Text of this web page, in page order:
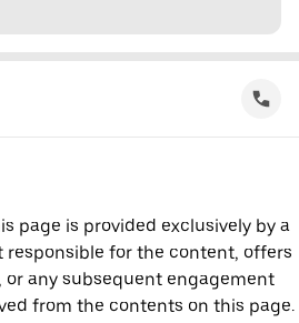
page is provided exclusively by a
responsible for the content, offers
any subsequent engagement
from the contents on this page.